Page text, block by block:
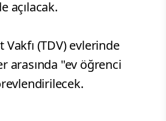
açılacak.
(TDV) evlerinde
arasında "ev öğrenci